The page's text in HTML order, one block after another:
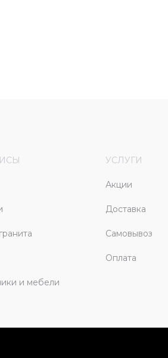
и мебели
УСЛУГИ
Акции
Доставка
Самовывоз
Оплата